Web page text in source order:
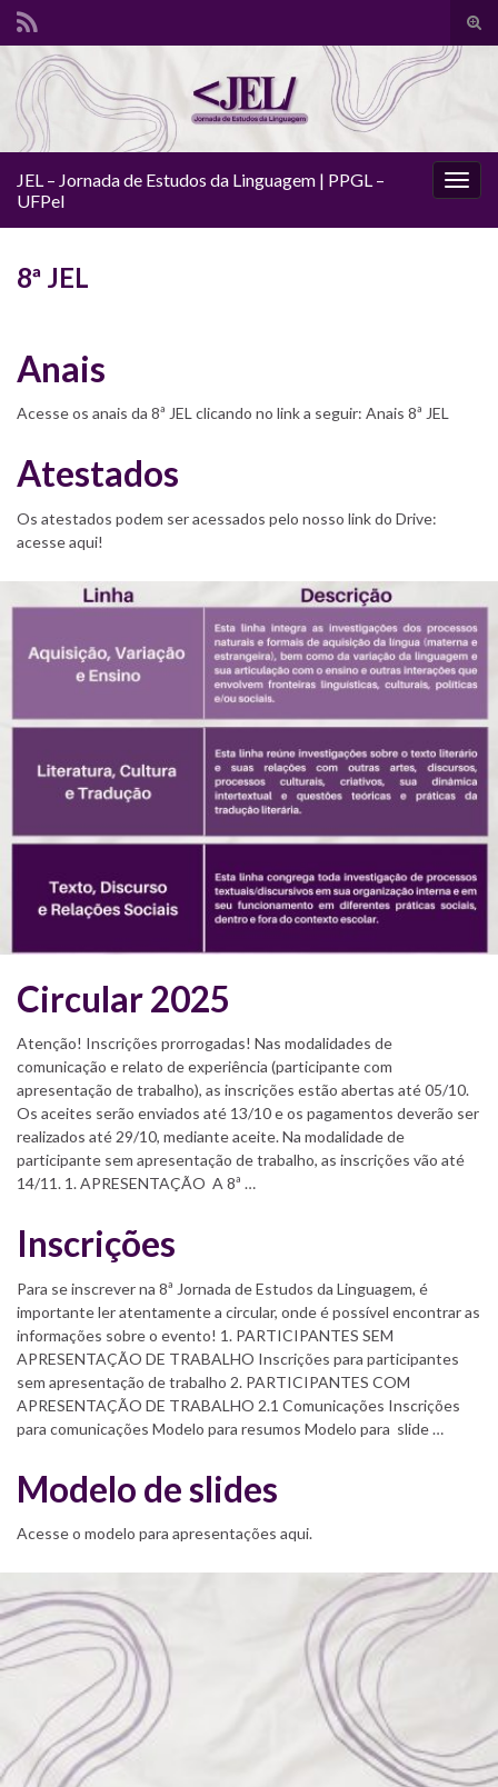
JEL – Jornada de Estudos da Linguagem | PPGL –
UFPel
8ª JEL
Anais
Acesse os anais da 8ª JEL clicando no link a seguir: Anais 8ª JEL
Atestados
Os atestados podem ser acessados pelo nosso link do Drive:
acesse aqui!
Circular 2025
Atenção! Inscrições prorrogadas! Nas modalidades de
comunicação e relato de experiência (participante com
apresentação de trabalho), as inscrições estão abertas até 05/10.
Os aceites serão enviados até 13/10 e os pagamentos deverão ser
realizados até 29/10, mediante aceite. Na modalidade de
participante sem apresentação de trabalho, as inscrições vão até
14/11. 1. APRESENTAÇÃO A 8ª …
Inscrições
Para se inscrever na 8ª Jornada de Estudos da Linguagem, é
importante ler atentamente a circular, onde é possível encontrar as
informações sobre o evento! 1. PARTICIPANTES SEM
APRESENTAÇÃO DE TRABALHO Inscrições para participantes
sem apresentação de trabalho 2. PARTICIPANTES COM
APRESENTAÇÃO DE TRABALHO 2.1 Comunicações Inscrições
para comunicações Modelo para resumos Modelo para slide …
Modelo de slides
Acesse o modelo para apresentações aqui.